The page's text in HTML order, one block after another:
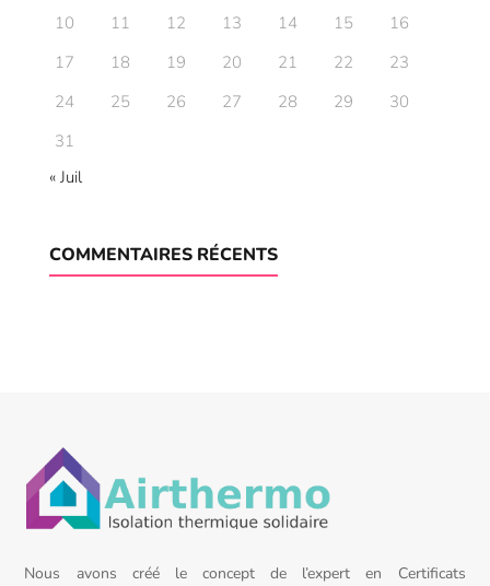
10
11 12 13 14 15
16
17
18 19 20 21 22
23
24
25 26 27 28 29
30
31
« Juil
COMMENTAIRES RÉCENTS
Nous avons créé le concept de l’expert en Certificats